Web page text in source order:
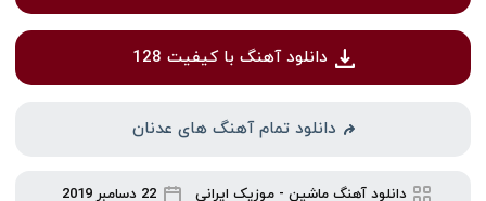
دانلود آهنگ با کیفیت 128
دانلود تمام آهنگ های عدنان
دانلود آهنگ ماشین -موزیک ایرانی
22 دسامبر 2019